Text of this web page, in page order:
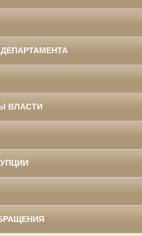
ВЛАСТИ